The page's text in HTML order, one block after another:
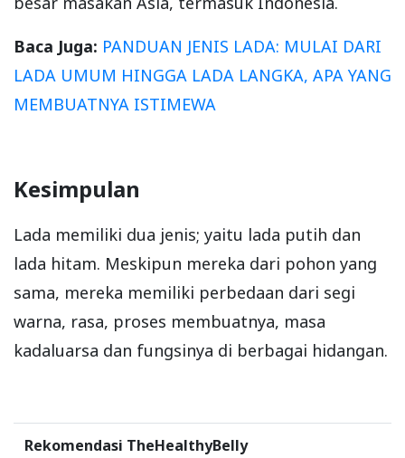
Baca Juga: PANDUAN JENIS LADA: MULAI DARI
LADA UMUM HINGGA LADA LANGKA, APA YANG
MEMBUATNYA ISTIMEWA
Kesimpulan
Lada memiliki dua jenis; yaitu lada putih dan
lada hitam. Meskipun mereka dari pohon yang
sama, mereka memiliki perbedaan dari segi
warna, rasa, proses membuatnya, masa
kadaluarsa dan fungsinya di berbagai hidangan.
Rekomendasi TheHealthyBelly